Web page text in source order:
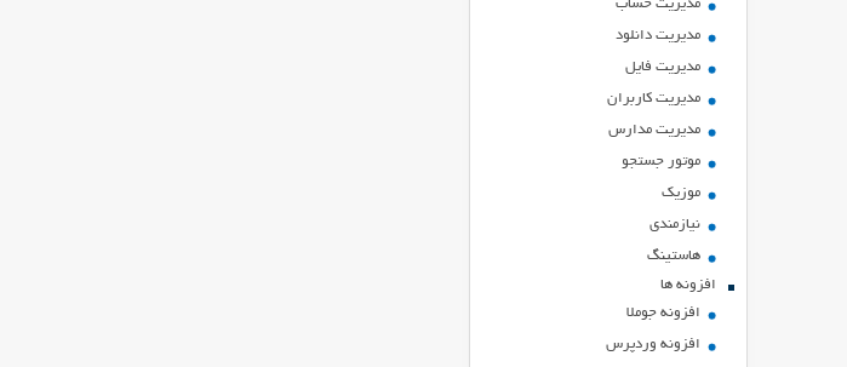
مدیریت حساب
مدیریت دانلود
مدیریت فایل
مدیریت کاربران
مدیریت مدارس
موتور جستجو
موزیک
نیازمندی
هاستينگ
افزونه ها
افزونه جوملا
افزونه وردپرس